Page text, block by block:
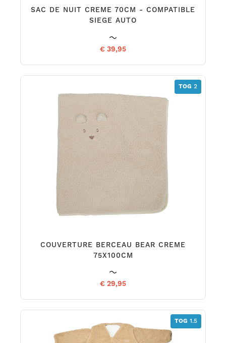
SAC DE NUIT CREME 70CM - COMPATIBLE
SIEGE AUTO
€ 39,95
TOG 2
COUVERTURE BERCEAU BEAR CREME
75X100CM
€ 29,95
TOG 1.5